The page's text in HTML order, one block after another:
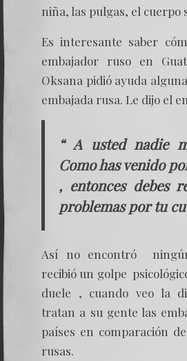
niña, las pulgas, el cuerpo
Es interesante saber
embajador ruso en
Oksana pidió ayuda
embajada rusa. Le dijo el
“ A usted nadie
Como has venido
, entonces debes
problemas por tu
Así no encontró
recibió un golpe
duele , cuando veo la
tratan a su gente las
países en comparación
rusas.